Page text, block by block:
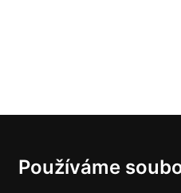
Používáme